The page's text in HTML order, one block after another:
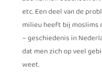
etc. Een deel van de
milieu heeft bij moslims
– geschiedenis in
dat men zich op veel
weet.